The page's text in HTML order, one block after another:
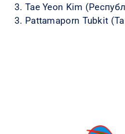
3. Tae Yeon Kim
3. Pattamaporn Tubkit